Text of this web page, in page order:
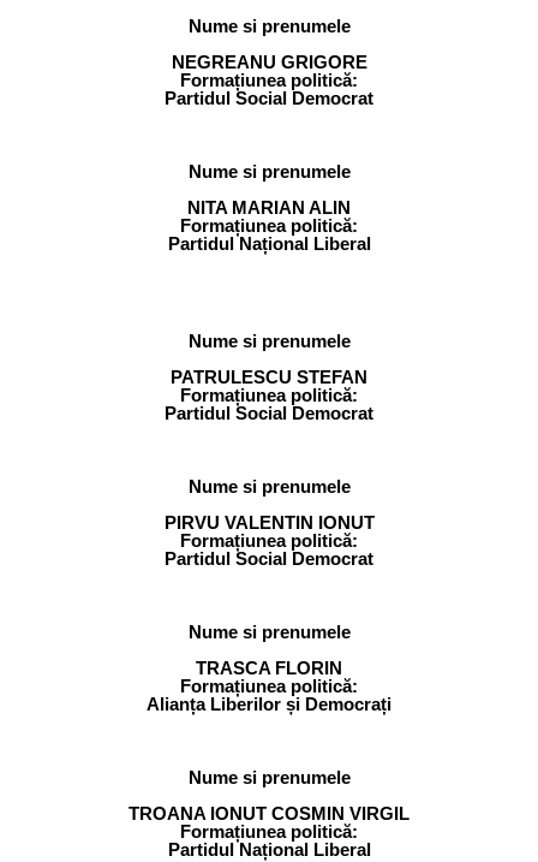
Nume si prenumele
NEGREANU GRIGORE
Formațiunea politică:
Partidul Social Democrat
Nume si prenumele
NITA MARIAN ALIN
Formațiunea politică:
Partidul Național Liberal
Nume si prenumele
PATRULESCU STEFAN
Formațiunea politică:
Partidul Social Democrat
Nume si prenumele
PIRVU VALENTIN IONUT
Formațiunea politică:
Partidul Social Democrat
Nume si prenumele
TRASCA FLORIN
Formațiunea politică:
Alianța Liberilor și Democrați
Nume si prenumele
TROANA IONUT COSMIN VIRGIL
Formațiunea politică:
Partidul Național Liberal